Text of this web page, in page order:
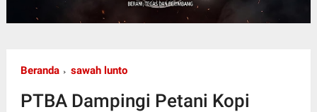
Beranda sawah lunto
PTBA Dampingi Petani Kopi